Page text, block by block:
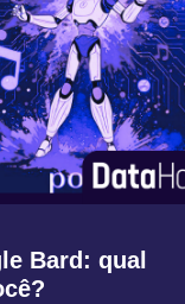
Bard: qual